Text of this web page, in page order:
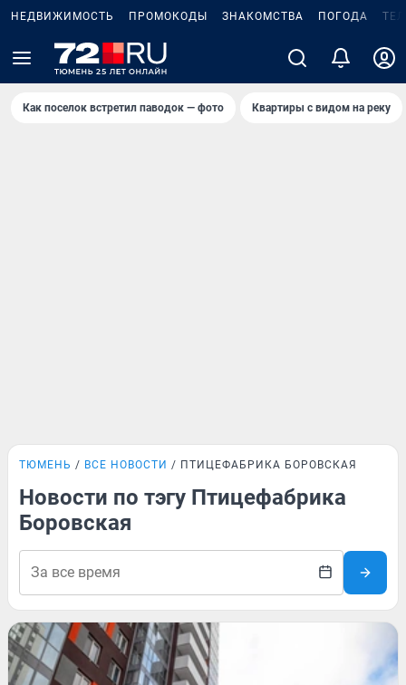
НЕДВИЖИМОСТЬ ПРОМОКОДЫ ЗНАКОМСТВА ПОГОДА
Как поселок встретил паводок — фото Квартиры с видом на реку
ТЮМЕНЬ ВСЕ НОВОСТИ ПТИЦЕФАБРИКА БОРОВСКАЯ
Новости по тэгу Птицефабрика
Боровская